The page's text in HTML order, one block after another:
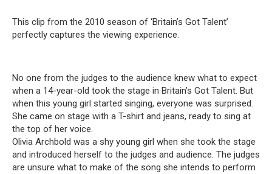
This clip from the 2010 season of ‘Britain’s Got Talent’
perfectly captures the viewing experience.
No one from the judges to the audience knew what to expect
when a 14-year-old took the stage in Britain’s Got Talent. But
when this young girl started singing, everyone was surprised.
She came on stage with a T-shirt and jeans, ready to sing at
the top of her voice.
Olivia Archbold was a shy young girl when she took the stage
and introduced herself to the judges and audience. The judges
are unsure what to make of the song she intends to perform